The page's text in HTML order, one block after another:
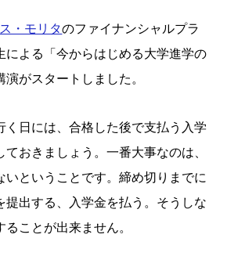
・モリタのファイナンシャルプラ
による「今からはじめる大学進学の
がスタートしました。
く日には、合格した後で支払う入学
おきましょう。一番大事なのは、
いということです。締め切りまでに
提出する、入学金を払う。そうしな
ことが出来ません。